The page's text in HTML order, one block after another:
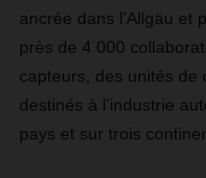
ancrée dans l’Allgäu et
près de 4 000
capteurs, des unités de
destinés à l’industrie
pays et sur trois